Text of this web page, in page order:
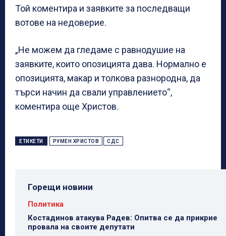
Той коментира и заявките за последващи
вотове на недоверие.
„Не можем да гледаме с равнодушие на
заявките, които опозицията дава. Нормално е
опозицията, макар и толкова разнородна, да
търси начин да свали управлението“,
коментира още Христов.
ЕТИКЕТИ РУМЕН ХРИСТОВ СДС
Горещи новини
Политика
Костадинов атакува Радев: Опитва се да прикрие
провала на своите депутати